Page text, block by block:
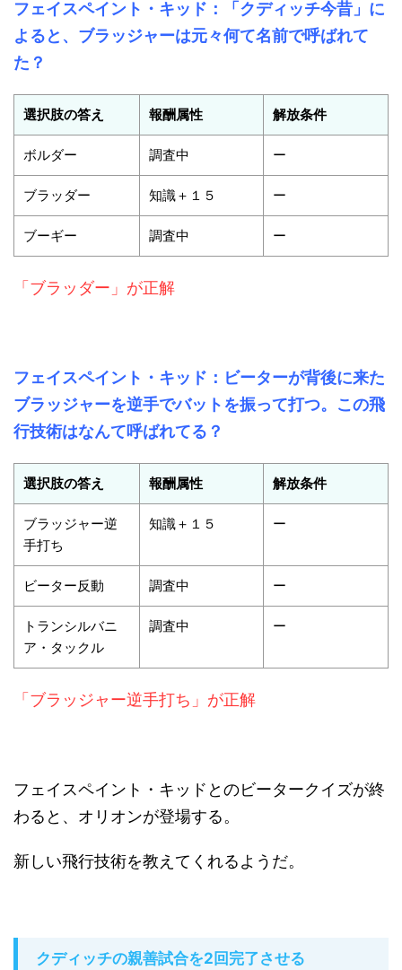
フェイスペイント・キッド：「クディッチ今昔」に
よると、ブラッジャーは元々何て名前で呼ばれて
た？
選択肢の答え 報酬属性 解放条件
ボルダー 調査中 ー
ブラッダー 知識＋１５ ー
ブーギー 調査中 ー
「ブラッダー」が正解
フェイスペイント・キッド：ビーターが背後に来た
ブラッジャーを逆手でバットを振って打つ。この飛
行技術はなんて呼ばれてる？
選択肢の答え 報酬属性 解放条件
ブラッジャー逆
手打ち
知識＋１５ ー
ビーター反動 調査中 ー
トランシルバニ
ア・タックル
調査中 ー
「ブラッジャー逆手打ち」が正解
フェイスペイント・キッドとのビータークイズが終
わると、オリオンが登場する。
新しい飛行技術を教えてくれるようだ。
クディッチの親善試合を2回完了させる